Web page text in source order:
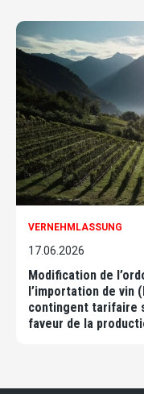
VERNEHMLASSUNG
17.06.2026
Modification de
l’importation de vin
contingent tarifaire
faveur de la